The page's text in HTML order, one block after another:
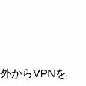
からVPNを